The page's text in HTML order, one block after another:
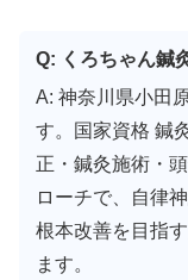
Q: くろちゃん鍼
A: 神奈川県小田
す。国家資格 鍼
正・鍼灸施術・
ローチで、自律
根本改善を目指
ます。